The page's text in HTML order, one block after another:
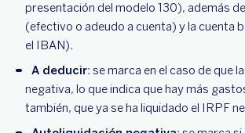
presentación del modelo 130), además
(efectivo o adeudo a cuenta) y la cuenta
el IBAN).
A deducir: se marca en el caso de que
negativa, lo que indica que hay más
también, que ya se ha liquidado el IRPF